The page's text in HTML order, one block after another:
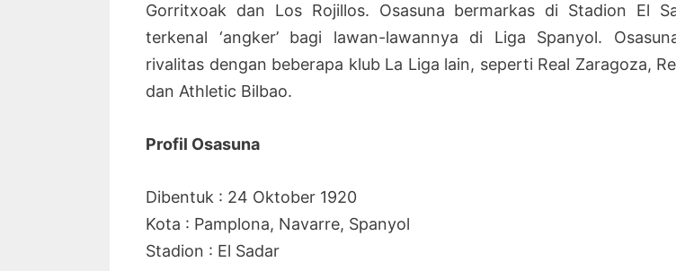
Gorritxoak dan Los Rojillos. Osasuna bermarkas di Stadion El
terkenal ‘angker’ bagi lawan-lawannya di Liga Spanyol.
rivalitas dengan beberapa klub La Liga lain, seperti Real Zaragoza,
dan Athletic Bilbao.
Profil Osasuna
Dibentuk : 24 Oktober 1920
Kota : Pamplona, Navarre, Spanyol
Stadion : El Sadar